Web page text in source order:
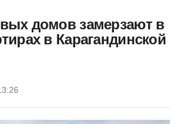
домов замерзают в
в Карагандинской